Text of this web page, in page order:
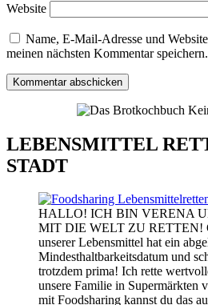
Website
Name, E-Mail-Adresse und
meinen nächsten Kommentar speichern.
LEBENSMITTEL
STADT
HALLO! ICH BIN VERENA
MIT DIE WELT ZU RETTEN!
unserer Lebensmittel hat ein
Mindesthaltbarkeitsdatum und
trotzdem prima! Ich rette
unsere Familie in Supermärkten
mit Foodsharing kannst du das